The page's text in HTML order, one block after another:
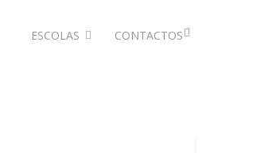
ESCOLAS CONTACTOS